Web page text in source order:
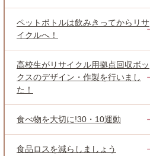
ペットボトルは飲みきってからリサ
イクルへ！
高校生がリサイクル用拠点回収ボッ
クスのデザイン・作製を行いまし
た！
食べ物を大切に!30・10運動
食品ロスを減らしましょう